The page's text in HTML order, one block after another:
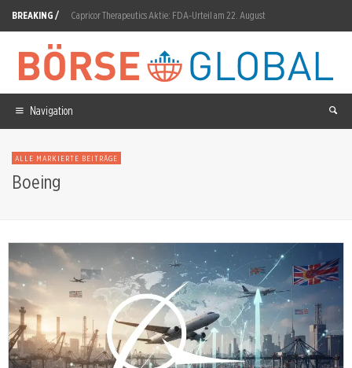
BREAKING / Capricor Therapeutics Aktie: FDA-Urteil am 22. August
Infineon Aktie: MediaTek qualifiziert 512-Mb-Speicherchip
Rheinmetall Aktie: 115% Gewinnsprung trotz F126-Ausfall
Münchener Rück: 23 Prozent Rendite, Aktie fällt
Atlassian nach dem Rekordsprung: Der nächste Test
Navigation
ALLE MARKIERTE BEITRÄGE
Boeing